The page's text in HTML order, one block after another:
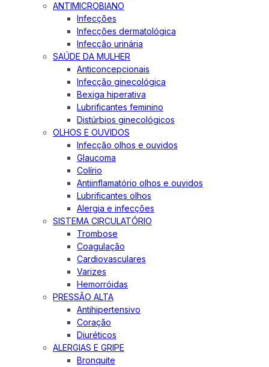
ANTIMICROBIANO
Infecções
Infecções dermatológica
Infecção urinária
SAÚDE DA MULHER
Anticoncepcionais
Infecção ginecológica
Bexiga hiperativa
Lubrificantes feminino
Distúrbios ginecológicos
OLHOS E OUVIDOS
Infecção olhos e ouvidos
Glaucoma
Colírio
Antiinflamatório olhos e ouvidos
Lubrificantes olhos
Alergia e infecções
SISTEMA CIRCULATÓRIO
Trombose
Coagulação
Cardiovasculares
Varizes
Hemorróidas
PRESSÃO ALTA
Antihipertensivo
Coração
Diuréticos
ALERGIAS E GRIPE
Bronquite